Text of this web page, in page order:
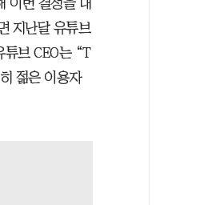
이번 결정을 내
지난달 유튜브
튜브 CEO는 “T
젊은 이용자